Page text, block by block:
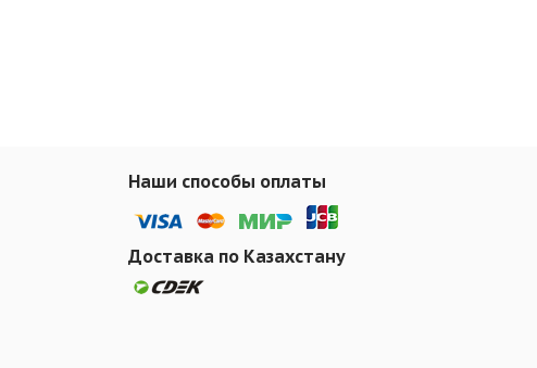
Наши способы оплаты
Доставка по Казахстану